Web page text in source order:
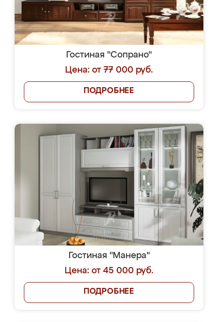
Гостиная "Сопрано"
Цена: от 77 000 руб.
ПОДРОБНЕЕ
Гостиная "Манера"
Цена: от 45 000 руб.
ПОДРОБНЕЕ